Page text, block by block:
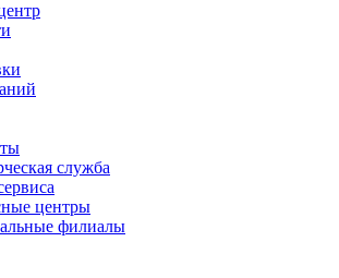
служба
центры
филиалы